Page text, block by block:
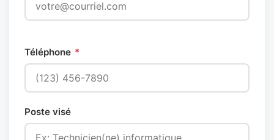
Téléphone *
Poste visé